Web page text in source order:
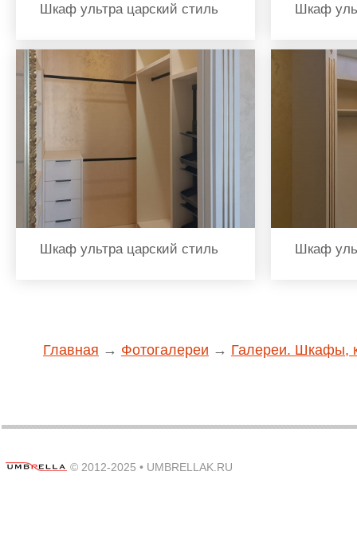
Шкаф ультра царский стиль Шкаф
Шкаф ультра царский стиль Шкаф
Главная → Фотогалереи → Галереи. Шкафы,
© 2012-2025 • UMBRELLAK.RU